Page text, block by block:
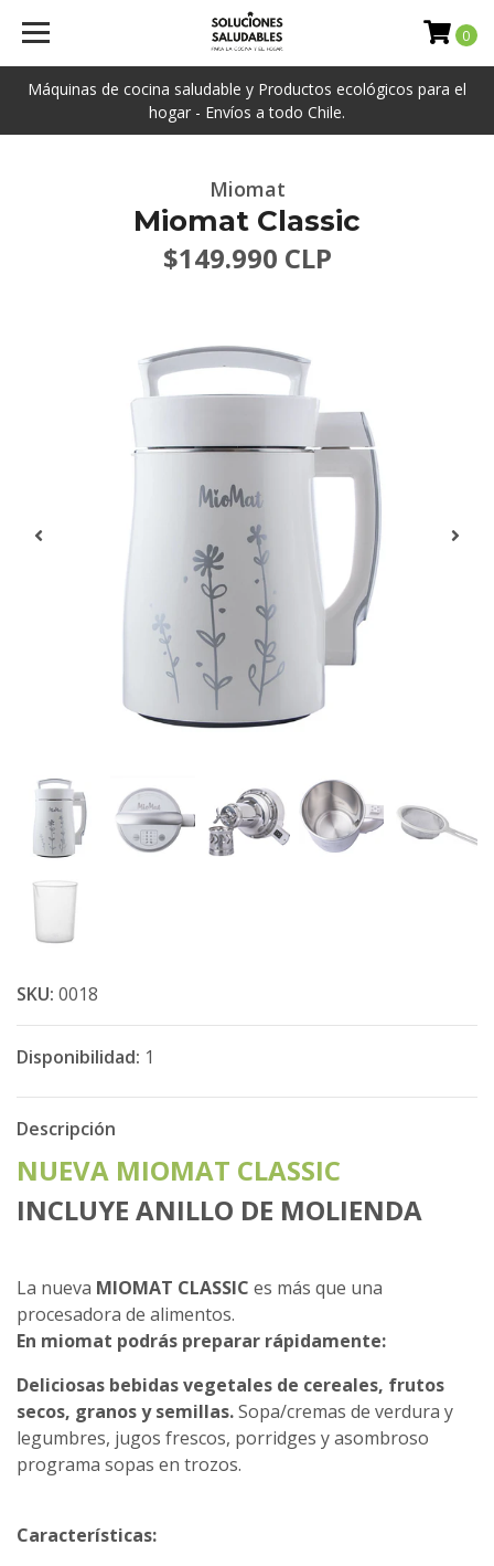
Máquinas de cocina saludable y Productos ecológicos para el
hogar - Envíos a todo Chile.
0
Miomat
Miomat Classic
$149.990 CLP
SKU: 0018
Disponibilidad: 1
Descripción
NUEVA MIOMAT CLASSIC
INCLUYE ANILLO DE MOLIENDA
La nueva MIOMAT CLASSIC es más que una
procesadora de alimentos.
En miomat podrás preparar rápidamente:
Deliciosas bebidas vegetales de cereales, frutos
secos, granos y semillas.Sopa/cremas de verdura y
legumbres, jugos frescos, porridges y asombroso
programa sopas en trozos.
Características: